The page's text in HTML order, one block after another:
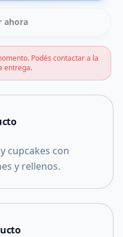
ahora
Podés contactar a la
entrega.
cupcakes con
y rellenos.